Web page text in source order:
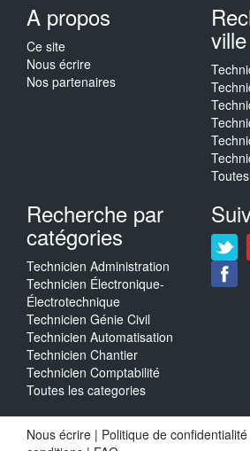
A propos
Ce site
Nous écrire
Nos partenaires
ville
Recherche par
catégories
Technicien Administration
Technicien Électronique-
Électrotechnique
Technicien Génie Civil
Technicien Automatisation
Technicien Chantier
Technicien Comptabilité
Toutes les categories
Nous écrire | Politique de confidentialité